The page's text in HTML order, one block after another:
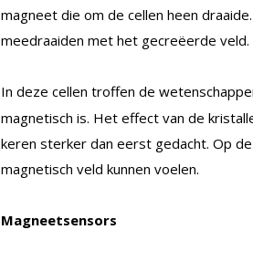
magneet die om de cellen heen
meedraaiden met het gecreëerde veld.
In deze cellen troffen de
magnetisch is. Het effect van de
keren sterker dan eerst gedacht. Op
magnetisch veld kunnen voelen.
Magneetsensors